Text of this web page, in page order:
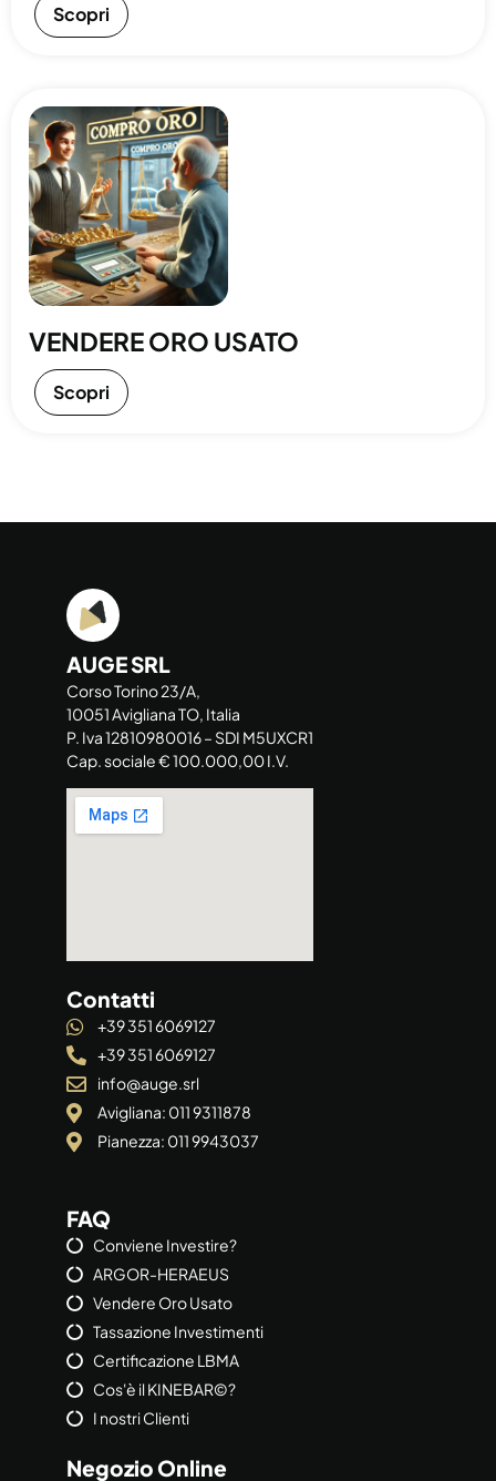
Scopri
VENDERE ORO USATO
Scopri
AUGE SRL
Corso Torino 23/A,
10051 Avigliana TO, Italia
P. Iva 12810980016 – SDI M5UXCR1
Cap. sociale € 100.000,00 I.V.
Contatti
+39 351 6069127
+39 351 6069127
info@auge.srl
Avigliana: 011 9311878
Pianezza: 011 9943037
FAQ
Conviene Investire?
ARGOR-HERAEUS
Vendere Oro Usato
Tassazione Investimenti
Certificazione LBMA
Cos'è il KINEBAR©?
I nostri Clienti
Negozio Online